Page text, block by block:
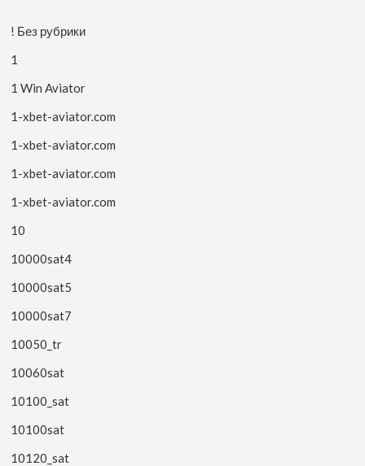
! Без рубрики
1
1 Win Aviator
1-xbet-aviator.com
1-xbet-aviator.com
1-xbet-aviator.com
1-xbet-aviator.com
10
10000sat4
10000sat5
10000sat7
10050_tr
10060sat
10100_sat
10100sat
10120_sat